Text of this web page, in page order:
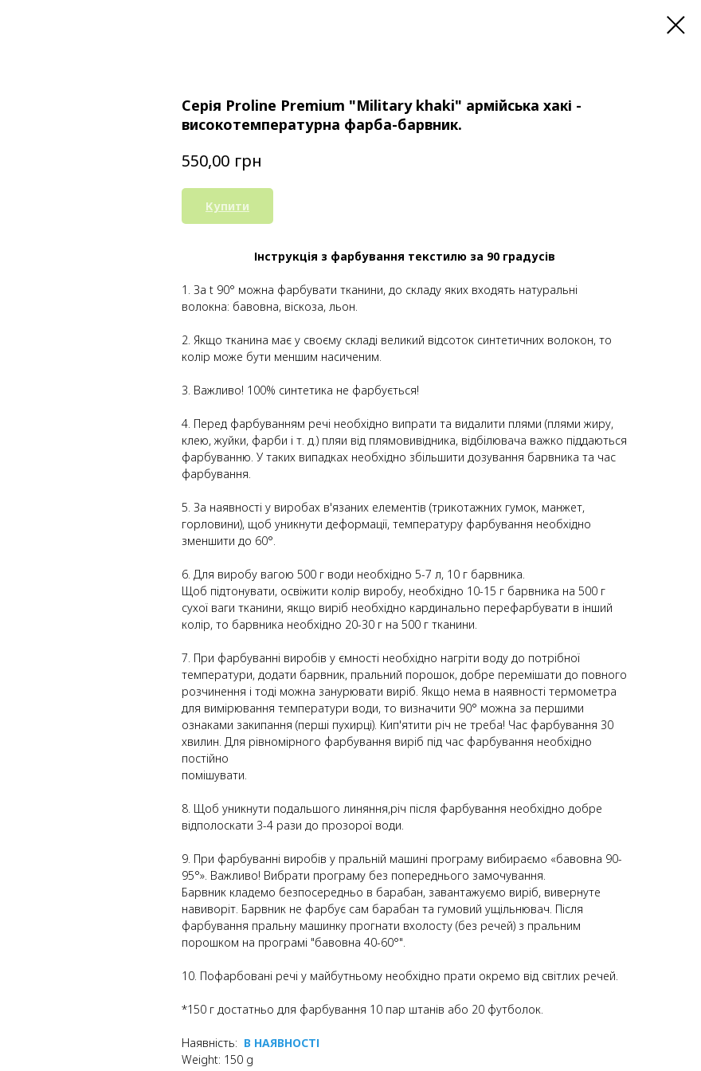
Серія Proline Premium "Military khaki" армійська хакі -
високотемпературна фарба-барвник.
550,00 грн
Купити
Інструкція з фарбування текстилю за 90 градусів
1. За t 90° можна фарбувати тканини, до складу яких входять натуральні
волокна: бавовна, віскоза, льон.
2. Якщо тканина має у своєму складі великий відсоток синтетичних волокон, то
колір може бути меншим насиченим.
3. Важливо! 100% синтетика не фарбується!
4. Перед фарбуванням речі необхідно випрати та видалити плями (плями жиру,
клею, жуйки, фарби і т. д.) пляи від плямовивідника, відбілювача важко піддаються
фарбуванню. У таких випадках необхідно збільшити дозування барвника та час
фарбування.
5. За наявності у виробах в'язаних елементів (трикотажних гумок, манжет,
горловини), щоб уникнути деформації, температуру фарбування необхідно
зменшити до 60°.
6. Для виробу вагою 500 г води необхідно 5-7 л, 10 г барвника.
Щоб підтонувати, освіжити колір виробу, необхідно 10-15 г барвника на 500 г
сухої ваги тканини, якщо виріб необхідно кардинально перефарбувати в інший
колір, то барвника необхідно 20-30 г на 500 г тканини.
7. При фарбуванні виробів у ємності необхідно нагріти воду до потрібної
температури, додати барвник, пральний порошок, добре перемішати до повного
розчинення і тоді можна занурювати виріб. Якщо нема в наявності термометра
для вимірювання температури води, то визначити 90° можна за першими
ознаками закипання (перші пухирці). Кип'ятити річ не треба! Час фарбування 30
хвилин. Для рівномірного фарбування виріб під час фарбування необхідно
постійно
помішувати.
8. Щоб уникнути подальшого линяння,річ після фарбування необхідно добре
відполоскати 3-4 рази до прозорої води.
9. При фарбуванні виробів у пральній машині програму вибираємо «бавовна 90-
95°». Важливо! Вибрати програму без попереднього замочування.
Барвник кладемо безпосередньо в барабан, завантажуємо виріб, вивернуте
навиворіт. Барвник не фарбує сам барабан та гумовий ущільнювач. Після
фарбування пральну машинку прогнати вхолосту (без речей) з пральним
порошком на програмі "бавовна 40-60°".
10. Пофарбовані речі у майбутньому необхідно прати окремо від світлих речей.
*150 г достатньо для фарбування 10 пар штанів або 20 футболок.
Наявність: В НАЯВНОСТІ
Weight: 150 g